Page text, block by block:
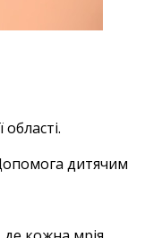
дитячим